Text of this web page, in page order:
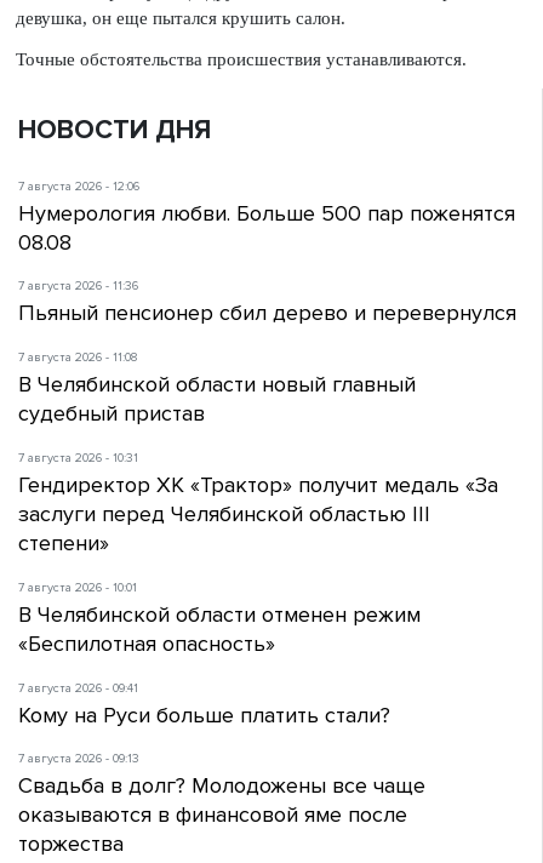
девушка, он еще пытался крушить салон.
Точные обстоятельства происшествия устанавливаются.
НОВОСТИ ДНЯ
7 августа 2026 - 12:06
Нумерология любви. Больше 500 пар поженятся
08.08
7 августа 2026 - 11:36
Пьяный пенсионер сбил дерево и перевернулся
7 августа 2026 - 11:08
В Челябинской области новый главный
судебный пристав
7 августа 2026 - 10:31
Гендиректор ХК «Трактор» получит медаль «За
заслуги перед Челябинской областью III
степени»
7 августа 2026 - 10:01
В Челябинской области отменен режим
«Беспилотная опасность»
7 августа 2026 - 09:41
Кому на Руси больше платить стали?
7 августа 2026 - 09:13
Свадьба в долг? Молодожены все чаще
оказываются в финансовой яме после
торжества